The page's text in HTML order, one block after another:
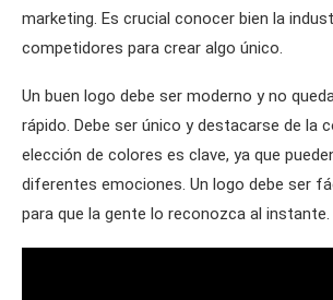
marketing. Es crucial conocer bien la
competidores para crear algo único.
Un buen logo debe ser moderno y no
rápido. Debe ser único y destacarse de la
elección de colores es clave, ya que
diferentes emociones. Un logo debe ser
para que la gente lo reconozca al instante.